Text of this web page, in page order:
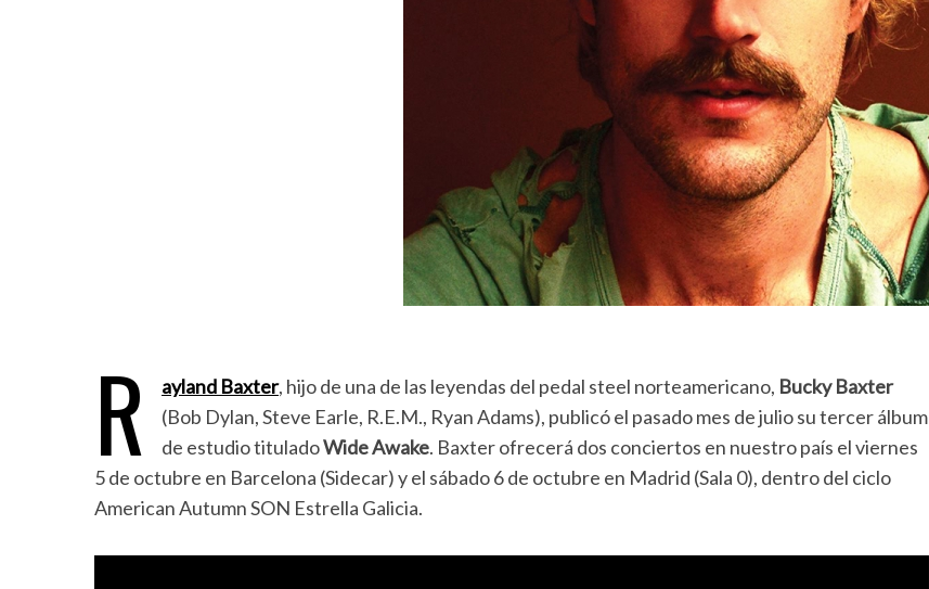
R ayland Baxter, hijo de una de las leyendas del pedal steel norteamericano, Bucky Baxter
(Bob Dylan, Steve Earle, R.E.M., Ryan Adams), publicó el pasado mes de julio su tercer álbum
de estudio tituladoWide Awake. Baxter ofrecerá dos conciertos en nuestro país el viernes
5 de octubre en Barcelona (Sidecar) y el sábado 6 de octubre en Madrid (Sala 0), dentro del ciclo
American Autumn SON Estrella Galicia.